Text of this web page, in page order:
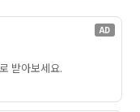
AD
받아보세요.